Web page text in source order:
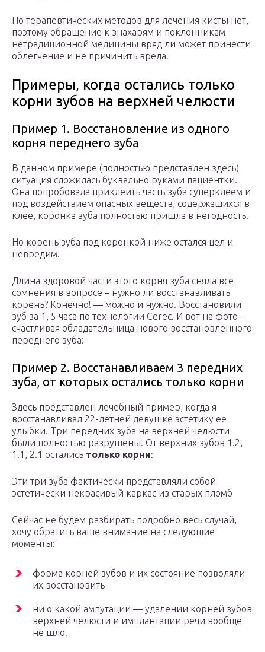
Но терапевтических методов для лечения кисты нет,
поэтому обращение к знахарям и поклонникам
нетрадиционной медицины вряд ли может принести
облегчение и не причинить вреда.
Примеры, когда остались только
корни зубов на верхней челюсти
Пример 1. Восстановление из одного
корня переднего зуба
В данном примере (полностью представлен здесь)
ситуация сложилась буквально руками пациентки.
Она попробовала приклеить часть зуба суперклеем и
под воздействием опасных веществ, содержащихся в
клее, коронка зуба полностью пришла в негодность.
Но корень зуба под коронкой ниже остался цел и
невредим.
Длина здоровой части этого корня зуба сняла все
сомнения в вопросе – нужно ли восстанавливать
корень? Конечно! — можно и нужно. Восстановили
зуб за 1, 5 часа по технологии Cerec. И вот на фото –
счастливая обладательница нового восстановленного
переднего зуба:
Пример 2. Восстанавливаем 3 передних
зуба, от которых остались только корни
Здесь представлен лечебный пример, когда я
восстанавливал 22-летней девушке эстетику ее
улыбки. Три передних зуба на верхней челюсти
были полностью разрушены. От верхних зубов 1.2,
1.1, 2.1 остались только корни:
Эти три зуба фактически представляли собой
эстетически некрасивый каркас из старых пломб
Сейчас не будем разбирать подробно весь случай,
хочу обратить ваше внимание на следующие
моменты:
форма корней зубов и их состояние позволяли
их восстановить
ни о какой ампутации — удалении корней зубов
верхней челюсти и имплантации речи вообще
не шло.